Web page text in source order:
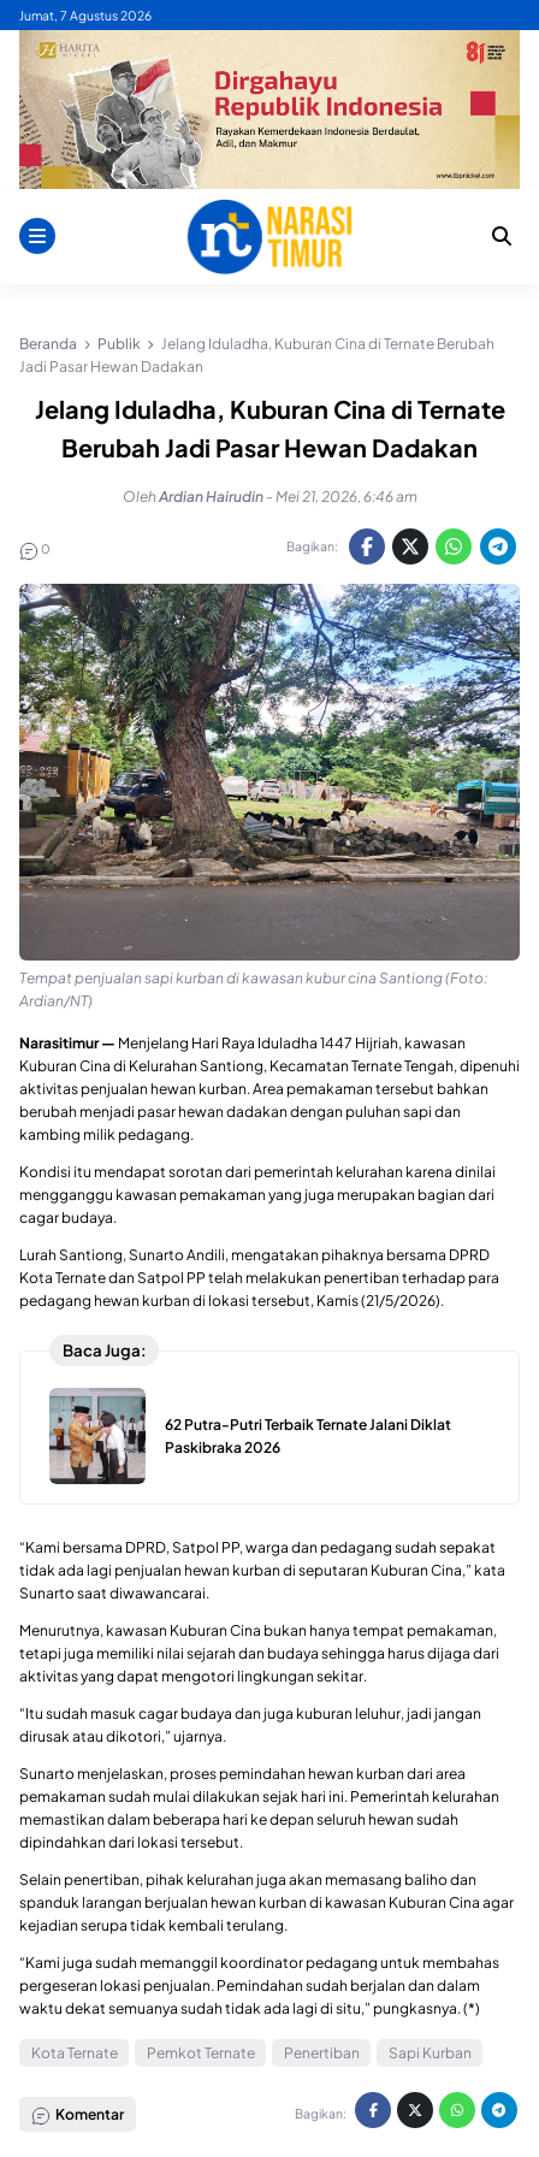
Skip
content
Jumat, 7 Agustus 2026
Beranda Publik
Jelang Iduladha, Kuburan Cina di Ternate Berubah
Jadi Pasar Hewan Dadakan
Jelang Iduladha, Kuburan Cina di Ternate
Berubah Jadi Pasar Hewan Dadakan
OlehArdian Hairudin - Mei 21, 2026, 6:46 am
0 Bagikan:
Tempat penjualan sapi kurban di kawasan kubur cina Santiong (Foto:
Ardian/NT)
Narasitimur — Menjelang Hari Raya Iduladha 1447 Hijriah, kawasan
Kuburan Cina di Kelurahan Santiong, Kecamatan Ternate Tengah, dipenuhi
aktivitas penjualan hewan kurban. Area pemakaman tersebut bahkan
berubah menjadi pasar hewan dadakan dengan puluhan sapi dan
kambing milik pedagang.
Kondisi itu mendapat sorotan dari pemerintah kelurahan karena dinilai
mengganggu kawasan pemakaman yang juga merupakan bagian dari
cagar budaya.
Lurah Santiong, Sunarto Andili, mengatakan pihaknya bersama DPRD
Kota Ternate dan Satpol PP telah melakukan penertiban terhadap para
pedagang hewan kurban di lokasi tersebut, Kamis (21/5/2026).
Baca Juga:
62 Putra-Putri Terbaik Ternate Jalani Diklat
Paskibraka 2026
“Kami bersama DPRD, Satpol PP, warga dan pedagang sudah sepakat
tidak ada lagi penjualan hewan kurban di seputaran Kuburan Cina,” kata
Sunarto saat diwawancarai.
Menurutnya, kawasan Kuburan Cina bukan hanya tempat pemakaman,
tetapi juga memiliki nilai sejarah dan budaya sehingga harus dijaga dari
aktivitas yang dapat mengotori lingkungan sekitar.
“Itu sudah masuk cagar budaya dan juga kuburan leluhur, jadi jangan
dirusak atau dikotori,” ujarnya.
Sunarto menjelaskan, proses pemindahan hewan kurban dari area
pemakaman sudah mulai dilakukan sejak hari ini. Pemerintah kelurahan
memastikan dalam beberapa hari ke depan seluruh hewan sudah
dipindahkan dari lokasi tersebut.
Selain penertiban, pihak kelurahan juga akan memasang baliho dan
spanduk larangan berjualan hewan kurban di kawasan Kuburan Cina agar
kejadian serupa tidak kembali terulang.
“Kami juga sudah memanggil koordinator pedagang untuk membahas
pergeseran lokasi penjualan. Pemindahan sudah berjalan dan dalam
waktu dekat semuanya sudah tidak ada lagi di situ,” pungkasnya. (*)
Kota Ternate Pemkot Ternate Penertiban Sapi Kurban
Komentar Bagikan: